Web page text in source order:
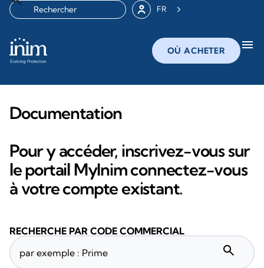
FR
OÙ ACHETER menu
Documentation
Pour y accéder, inscrivez-vous sur
le portail MyInim connectez-vous
à votre compte existant.
RECHERCHE PAR CODE COMMERCIAL
search